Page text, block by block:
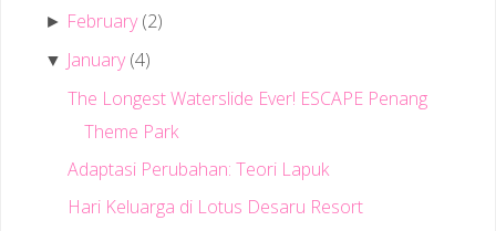
► February (2)
▼ January (4)
The Longest Waterslide Ever! ESCAPE Penang
Theme Park
Adaptasi Perubahan: Teori Lapuk
Hari Keluarga di Lotus Desaru Resort